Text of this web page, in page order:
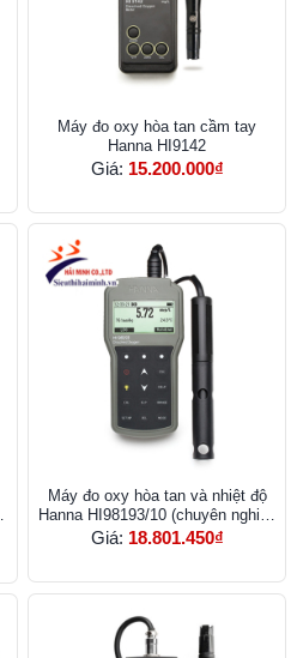
Máy đo oxy hòa tan cầm tay
Hanna HI9142
Giá: 15.200.000₫
Máy đo oxy hòa tan và nhiệt độ
Hanna HI98193/10 (chuyên nghiệp
cáp 4m)
Giá: 18.801.450₫